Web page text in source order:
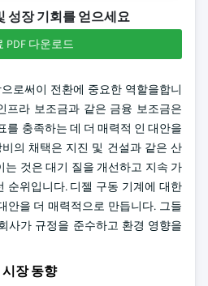
성장 기회를 얻으세요
PDF 다운로드
로써이 전환에 중요한 역할을합니
프라 보조금과 같은 금융 보조금은
를 충족하는 데 더 매력적 인 대안을
의 채택은 지진 및 건설과 같은 산
는 것은 대기 질을 개선하고 지속 가
순위입니다. 디젤 구동 기계에 대한
안을 더 매력적으로 만듭니다. 그들
사가 규정을 준수하고 환경 영향을
장 동향